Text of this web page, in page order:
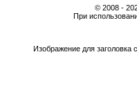
© 2008 -
При
Изображение для